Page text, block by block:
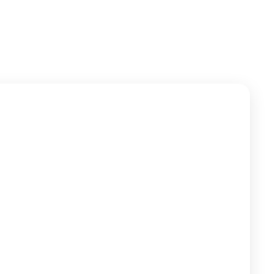
- 85 x 58 см.